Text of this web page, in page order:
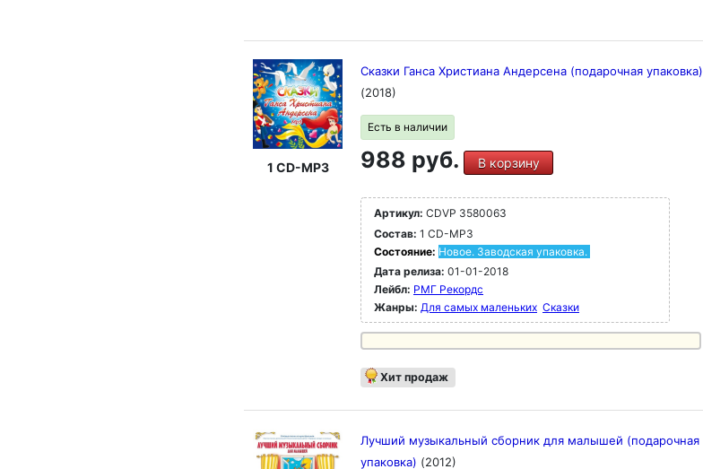
1 CD-MP3
Сказки Ганса Христиана Андерсена (подарочная упаковка)
(2018)
Есть в наличии
988 руб. В корзину
Артикул: CDVP 3580063
Состав: 1 CD-MP3
Состояние: Новое. Заводская упаковка.
Дата релиза: 01-01-2018
Лейбл: РМГ Рекордс
Жанры: Для самых маленьких Сказки
Хит продаж
Лучший музыкальный сборник для малышей (подарочная
упаковка) (2012)